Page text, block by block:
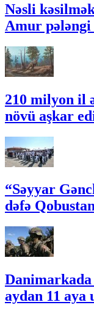
Nəsli
Amur pələngi
210 milyon il
növü aşkar
“Səyyar
dəfə
aydan 11 aya